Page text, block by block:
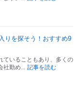
りを探そう！おすすめ9
ていることもあり、多くの
社勤め... 記事を読む